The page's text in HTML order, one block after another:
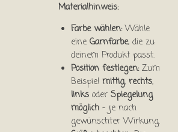
Materialhinweis:
Farbe wählen:Wähle
eine Garnfarbe, die zu
deinem Produkt passt.
Position festlegen:Zum
Beispiel mittig, rechts,
links oder Spiegelung
möglich – je nach
gewünschter Wirkung.